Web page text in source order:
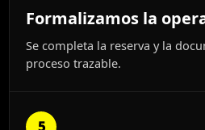
Formalizamos la
Se completa la reserva y la
proceso trazable.
5